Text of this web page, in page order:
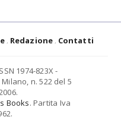
Redazione Contatti
1974-823X -
n. 522 del 5
Books. Partita Iva